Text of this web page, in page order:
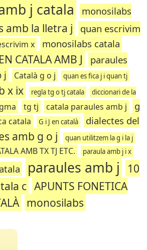
j catala
monosilabs
amb la lletra j
quan escrivim
x monosilabs catala
CATALA AMB J
paraules
j
Català g o j quan es fica j i quan tj
x ix regla tg o tj catala
diccionari de la
tg tj catala paraules amb j
g
catala G i J en català
dialectes del
amb g o j quan utilitzem la g i la j
AMB TX TJ ETC. paraula amb j i x
paraules amb j
10
c APUNTS FONETICA
monosilabs